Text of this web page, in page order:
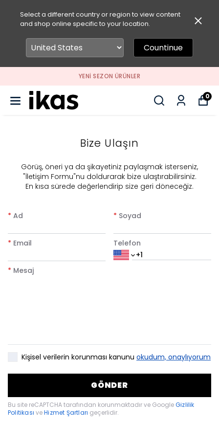
Select a different country or region to view content
and shop online specific to your location.
Countinue
YENI SEZON ÜRÜNLER
0
Bize Ulaşın
​Görüş, öneri ya da şikayetiniz paylaşmak isterseniz,
"İletişim Formu"nu doldurarak bize ulaştırabilirsiniz.
En kısa sürede değerlendirip size geri döneceğiz.
* Ad * Soyad
* Email Telefon
* Mesaj
Kişisel verilerin korunması kanunu okudum, onaylıyorum
GÖNDER
Bu site reCAPTCHA tarafından korunmaktadır ve GoogleGizlilik
PolitikasıveHizmet Şartları geçerlidir.